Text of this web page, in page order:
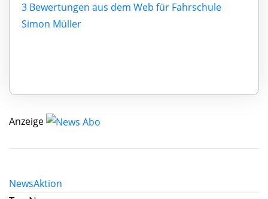
3 Bewertungen aus dem Web für Fahrschule
Simon Müller
Anzeige
NewsAktion